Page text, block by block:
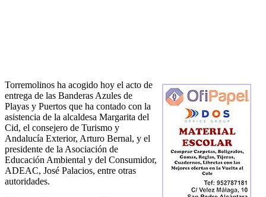
Torremolinos ha acogido hoy el acto de
entrega de las Banderas Azules de
Playas y Puertos que ha contado con la
asistencia de la alcaldesa Margarita del
Cid, el consejero de Turismo y
Andalucía Exterior, Arturo Bernal, y el
presidente de la Asociación de
Educación Ambiental y del Consumidor,
ADEAC, José Palacios, entre otras
autoridades.